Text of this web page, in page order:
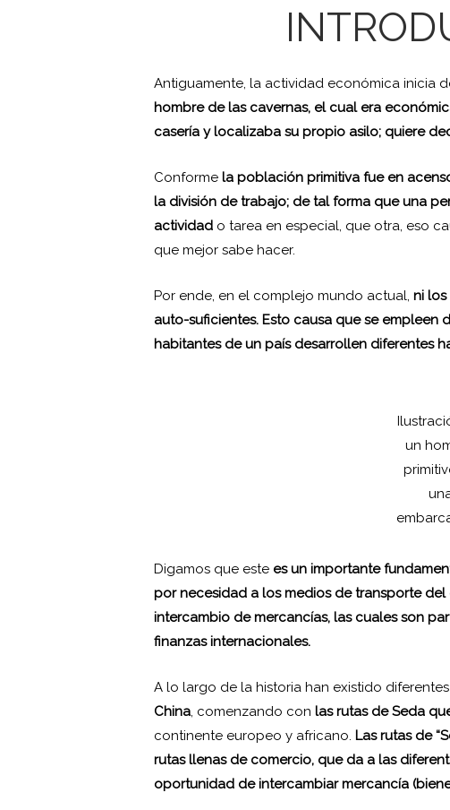
Antiguamente, la actividad económica inicia
hombre de las cavernas, el cual era
casería y localizaba su propio asilo; quiere
Conformela población primitiva fue en
la división de trabajo; de tal forma que una
actividad o tarea en especial, que otra, eso
que mejor sabe hacer.
Por ende, en el complejo mundo actual,ni
auto-suficientes. Esto causa que se empleen
habitantes de un país desarrollen diferentes
un
Digamos que este es un importante
por necesidad a los medios de transporte
intercambio de mercancías, las cuales son
finanzas internacionales.
A lo largo de la historia han existido
China , comenzando con las rutas de Seda
continente europeo y africano. Las rutas de
rutas llenas de comercio, que da a las
oportunidad de intercambiar mercancía